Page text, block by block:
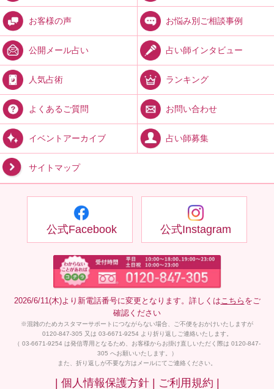
お客様の声 お悩み別ご相談事例
公開メール占い 占い師インタビュー
人気占術 ランキング
よくあるご質問 お問い合わせ
イベントアーカイブ 占い師募集
サイトマップ
公式Facebook 公式Instagram
2026/6/11(木)より新電話番号に変更となります。詳しくは こちら をご
確認ください
※混雑のためカスタマーサポートにつながらない場合、ご不便をおかけいたしますが
0120-847-305 又は 03-6671-9254 より折り返しご連絡いたします。
（ 03-6671-9254 は発信専用となるため、お客様からお掛け直しいただく際は 0120-847-
305 へお願いいたします。）
また、折り返しが不要な方はメールにてご連絡ください。
| 個人情報保護方針 | ご利用規約 |